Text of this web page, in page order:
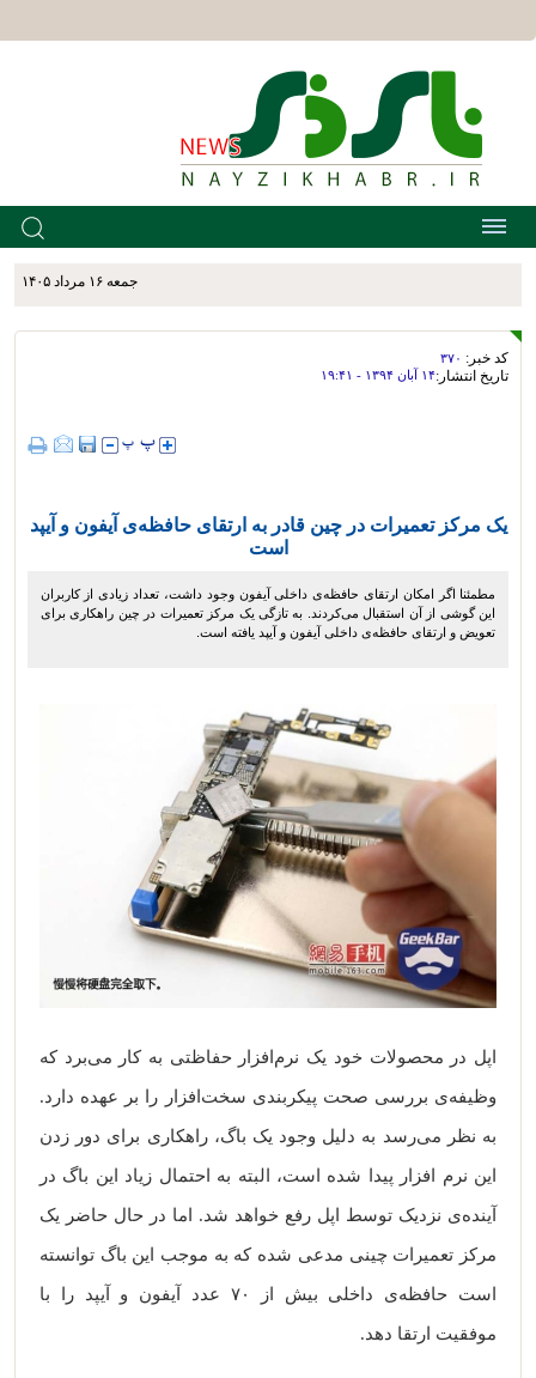
جمعه ۱۶ مرداد ۱۴۰۵
کد خبر: ۳۷۰
تاریخ انتشار:۱۴ آبان ۱۳۹۴ - ۱۹:۴۱
یک مرکز تعمیرات در چین قادر به ارتقای حافظه‌ی آیفون و آیپد
است
مطمئنا اگر امکان ارتقای حافظه‌ی داخلی آیفون وجود داشت، تعداد زیادی از کاربران
این گوشی از آن استقبال می‌کردند. به تازگی یک مرکز تعمیرات در چین راهکاری برای
تعویض و ارتقای حافظه‌ی داخلی آیفون و آیپد یافته است.
اپل در محصولات خود یک نرم‌افزار حفاظتی به کار می‌برد که
وظیفه‌ی بررسی صحت پیکربندی سخت‌افزار را بر عهده دارد.
به نظر می‌رسد به دلیل وجود یک باگ، راهکاری برای دور زدن
این نرم افزار پیدا شده است، البته به احتمال زیاد این باگ در
آینده‌ی نزدیک توسط اپل رفع خواهد شد. اما در حال حاضر یک
مرکز تعمیرات چینی مدعی شده که به موجب این باگ توانسته
است حافظه‌ی داخلی بیش از ۷۰ عدد آیفون و آیپد را با
موفقیت ارتقا دهد.